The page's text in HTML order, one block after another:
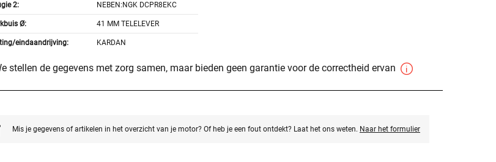
2: NEBEN:NGK DCPR8EKC
Ø: 41 MM TELELEVER
eindaandrijving: KARDAN
stellen de gegevens met zorg samen, maar bieden geen garantie voor de correctheid ervan
Mis je gegevens of artikelen in het overzicht van je motor? Of heb je een fout ontdekt? Laat het ons weten. Naar het formulier